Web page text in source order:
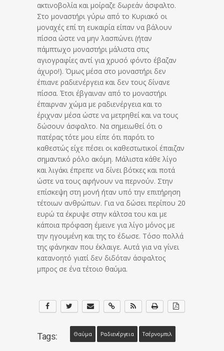
ακτινοβολία και μοίραζε δωρεάν άσφαλτο.
Στο μοναστήρι γύρω από το Κυριακό οι
μοναχές επί τη ευκαιρία είπαν να βάλουν
πίσσα ώστε να μην λασπώνει (ήταν
πάμπτωχο μοναστήρι μάλιστα στις
αγιογραφίες αντί για χρυσό φόντο έβαζαν
άχυρο!). Όμως μέσα στο μοναστήρι δεν
έπιανε ραδιενέργεια και δεν τους δίνανε
πίσσα. Έτσι έβγαιναν από το μοναστήρι
έπαιρναν χώμα με ραδιενέργεια και το
έριχναν μέσα ώστε να μετρηθεί και να τους
δώσουν άσφαλτο. Να σημειωθεί ότι ο
πατέρας τότε μου είπε ότι παρότι το
καθεστώς είχε πέσει οι καθεστωτικοί έπαιζαν
σημαντικό ρόλο ακόμη. Μάλιστα κάθε λίγο
και λιγάκι έπρεπε να δίνει βότκες και ποτά
ώστε να τους αφήνουν να περνούν. Στην
επίσκεψη στη μονή ήταν υπό την επιτήρηση
τέτοιων ανθρώπων. Για να δώσει περίπου 20
ευρώ τα έκρυψε στην κάλτσα του και με
κάποια πρόφαση έμεινε για λίγο μόνος με
την ηγουμένη και της το έδωσε. Τόσο πολλά
της φάνηκαν που έκλαιγε. Αυτά για να γίνει
κατανοητό γιατί δεν διδόταν άσφαλτος
μπρος σε ένα τέτοιο θαύμα.
Tags: Θαύμα Ραδιενέργεια Τσέρνομπιλ